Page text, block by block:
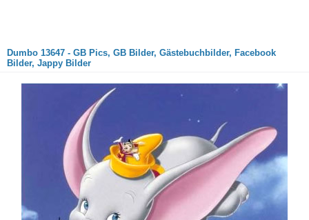
Dumbo 13647 - GB Pics, GB Bilder, Gästebuchbilder, Facebook
Bilder, Jappy Bilder